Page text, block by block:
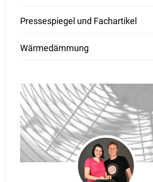
Pressespiegel und Fachartikel
Wärmedämmung